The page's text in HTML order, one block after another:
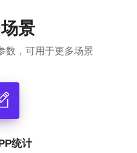
景
数，可用于更多场景
统计